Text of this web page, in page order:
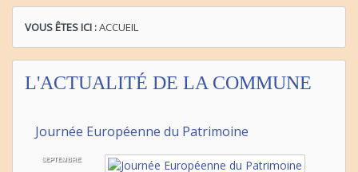
VOUS ÊTES ICI :ACCUEIL
L'ACTUALITÉ DE LA COMMUNE
Journée Européenne du Patrimoine
SEPTEMBRE